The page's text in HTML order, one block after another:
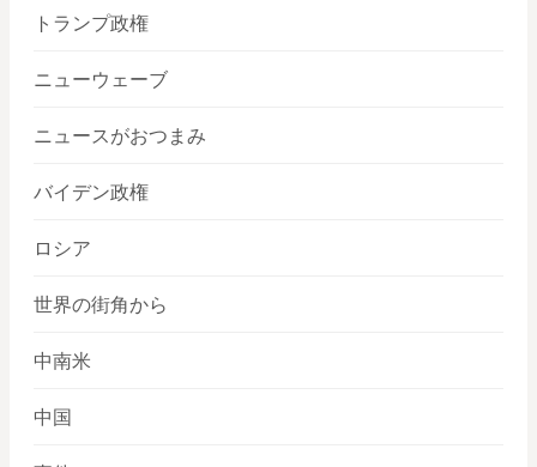
トランプ政権
ニューウェーブ
ニュースがおつまみ
バイデン政権
ロシア
世界の街角から
中南米
中国